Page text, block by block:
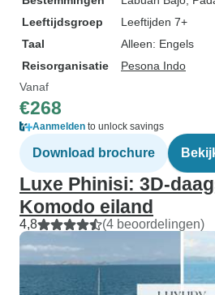
Leeftijdsgroep
Leeftijden 7+
Taal
Alleen: Engels
Reisorganisatie
Pesona Indo
Vanaf
€268
Aanmelden to unlock savings
Download brochure
Luxe Phinisi: 3D-
Komodo eiland
4,8 (4 beoordelingen)